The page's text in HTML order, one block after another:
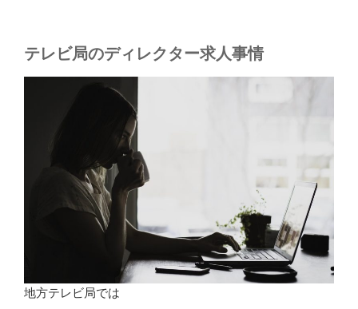
テレビ局のディレクター求人事情
地方テレビ局では